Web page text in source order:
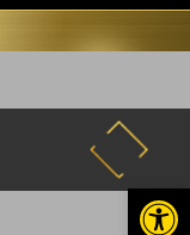
פתח סרגל נגישות